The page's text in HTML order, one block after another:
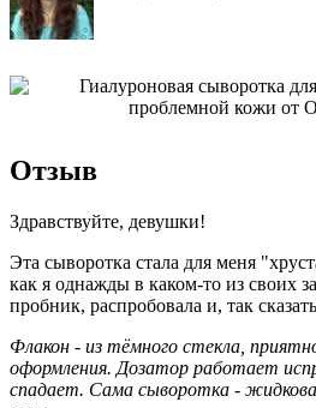
Отзыв
Здравствуйте, девушки!
Эта сыворотка стала для меня
как я однажды в каком-то из своих
пробник, распробовала и, так
Флакон - из тёмного стекла,
оформления. Дозатор работает
спадает. Сама сыворотка -